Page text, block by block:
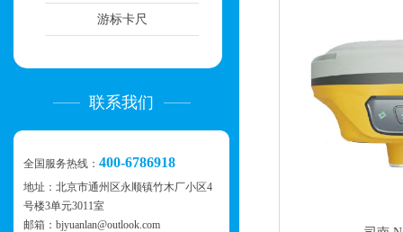
游标卡尺
联系我们
全国服务热线： 400-6786918
地址： 北京市通州区永顺镇竹木厂小区4
号楼3单元3011室
邮箱：bjyuanlan@outlook.com